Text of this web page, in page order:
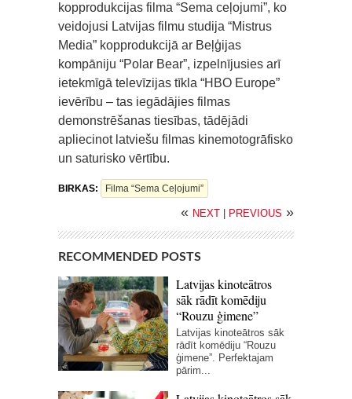
kopprodukcijas filma “Sema ceļojumi”, ko
veidojusi Latvijas filmu studija “Mistrus
Media” kopprodukcijā ar Beļģijas
kompāniju “Polar Bear”, izpelnījusies arī
ietekmīgā televīzijas tīkla “HBO Europe”
ievērību – tas iegādājies filmas
demonstrēšanas tiesības, tādējādi
apliecinot latviešu filmas kinemotogrāfisko
un saturisko vērtību.
BIRKAS: Filma “Sema Ceļojumi”
« NEXT PREVIOUS »
RECOMMENDED POSTS
Latvijas kinoteātros
sāk rādīt komēdiju
“Rouzu ģimene”
Latvijas kinoteātros sāk
rādīt komēdiju “Rouzu
ģimene”. Perfektajam
pārim...